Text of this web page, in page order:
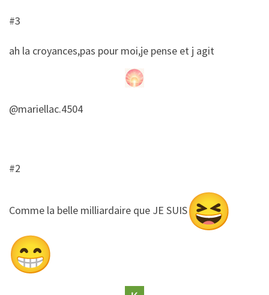
#3
​ah la croyances,pas pour moi,je pense et j agit
@mariellac.4504
#2
​Comme la belle milliardaire que JE SUIS